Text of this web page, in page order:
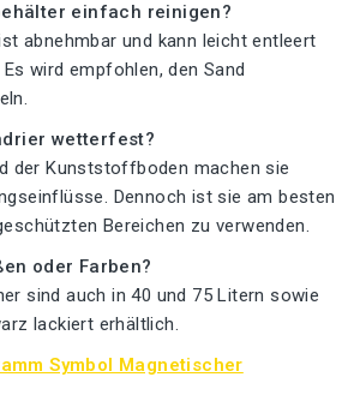
einfach reinigen?
abnehmbar und kann leicht entleert
wird empfohlen, den Sand
wetterfest?
der Kunststoffboden machen sie
Dennoch ist sie am besten
Bereichen zu verwenden.
oder Farben?
sind auch in 40 und 75 Litern sowie
lackiert erhältlich.
Symbol Magnetischer